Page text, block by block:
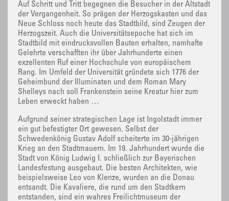
Auf Schritt und Tritt begegnen die Besucher in der Altstadt
der Vergangenheit. So prägen der Herzogskasten und das
Neue Schloss noch heute das Stadtbild, sind Zeugen der
Herzogszeit. Auch die Universitätsepoche hat sich im
Stadtbild mit eindrucksvollen Bauten erhalten, namhafte
Gelehrte verschafften ihr über Jahrhunderte einen
exzellenten Ruf einer Hochschule von europäischem
Rang. Im Umfeld der Universität gründete sich 1776 der
Geheimbund der Illuminaten und dem Roman Mary
Shelleys nach soll Frankenstein seine Kreatur hier zum
Leben erweckt haben …
Aufgrund seiner strategischen Lage ist Ingolstadt immer
ein gut befestigter Ort gewesen. Selbst der
Schwedenkönig Gustav Adolf scheiterte im 30-jährigen
Krieg an den Stadtmauern. Im 19. Jahrhundert wurde die
Stadt von König Ludwig I. schließlich zur Bayerischen
Landesfestung ausgebaut. Die besten Architekten, wie
beispielsweise Leo von Klenze, wurden an die Donau
entsandt. Die Kavaliere, die rund um den Stadtkern
entstanden, sind ein wahres Freilichtmuseum der